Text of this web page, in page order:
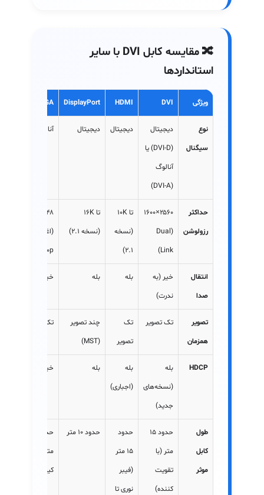
🔀 مقایسه کابل DVI با سایر
استانداردها
ویژگی DVI
HDMI
DisplayPort
VGA
نوع
سیگنال
دیجیتال
(DVI-D) یا
آنالوگ
(DVI-A)
دیجیتال دیجیتال آنالوگ
حداکثر
رزولوشن
۲۵۶۰×۱۶۰۰
(Dual
Link)
تا 10K
(نسخه
2.1)
تا 16K
(نسخه 2.1)
(اغلب
1080p)
انتقال
صدا
خیر (به
ندرت)
بله بله خیر
تصویر
همزمان
تک تصویر
تک
تصویر
چند تصویر
(MST)
تک تصویر
HDCP
بله
(نسخه‌های
جدید)
بله
(اجباری)
بله خیر
طول
کابل
موثر
حدود ۱۵
متر (با
تقویت
کننده)
حدود
۱۵ متر
(فیبر
نوری تا
حدود ۱۰ متر
متر (با افت
کیفیت)